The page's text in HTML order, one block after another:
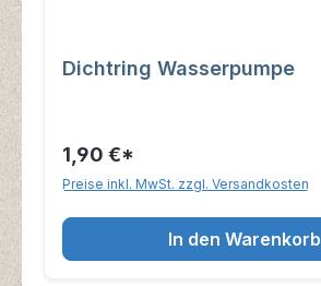
Dichtring Wasserpumpe
1,90 €*
Preise inkl. MwSt. zzgl. Versandkosten
In den Warenkorb